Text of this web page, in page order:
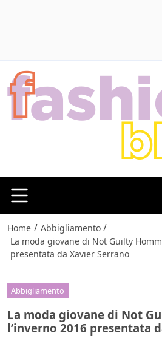
Home / Abbigliamento /
La moda giovane di Not Guilty
presentata da Xavier Serrano
Abbigliamento
La moda giovane di Not
l’inverno 2016 presentata